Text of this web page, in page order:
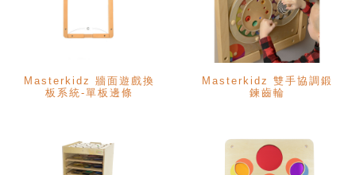
Masterkidz 牆面遊戲換
板系統-單板邊條
Masterkidz 雙手協調鍛
鍊齒輪